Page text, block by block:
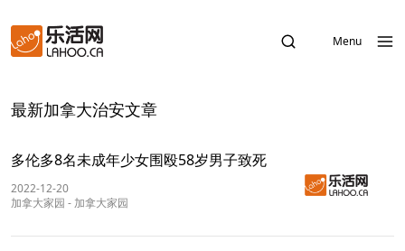
Menu
最新加拿大治安文章
多伦多8名未成年少女围殴58岁男子致死
2022-12-20
加拿大家园 - 加拿大家园